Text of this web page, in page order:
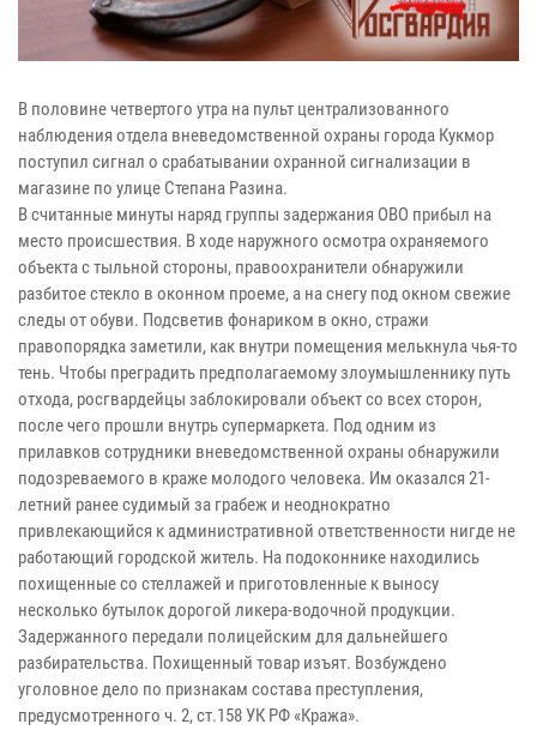
В половине четвертого утра на пульт централизованного
наблюдения отдела вневедомственной охраны города Кукмор
поступил сигнал о срабатывании охранной сигнализации в
магазине по улице Степана Разина.
В считанные минуты наряд группы задержания ОВО прибыл на
место происшествия. В ходе наружного осмотра охраняемого
объекта с тыльной стороны, правоохранители обнаружили
разбитое стекло в оконном проеме, а на снегу под окном свежие
следы от обуви. Подсветив фонариком в окно, стражи
правопорядка заметили, как внутри помещения мелькнула чья-то
тень. Чтобы преградить предполагаемому злоумышленнику путь
отхода, росгвардейцы заблокировали объект со всех сторон,
после чего прошли внутрь супермаркета. Под одним из
прилавков сотрудники вневедомственной охраны обнаружили
подозреваемого в краже молодого человека. Им оказался 21-
летний ранее судимый за грабеж и неоднократно
привлекающийся к административной ответственности нигде не
работающий городской житель. На подоконнике находились
похищенные со стеллажей и приготовленные к выносу
несколько бутылок дорогой ликера-водочной продукции.
Задержанного передали полицейским для дальнейшего
разбирательства. Похищенный товар изъят. Возбуждено
уголовное дело по признакам состава преступления,
предусмотренного ч. 2, ст.158 УК РФ «Кража».